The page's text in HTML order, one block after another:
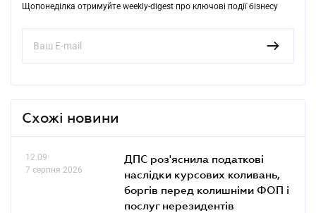
Щопонеділка отримуйте weekly-digest про ключові події бізнесу
Схожі новини
12.09
7 серпня 2026
ДПС роз'яснила податкові
наслідки курсових коливань,
боргів перед колишніми ФОП і
послуг нерезидентів